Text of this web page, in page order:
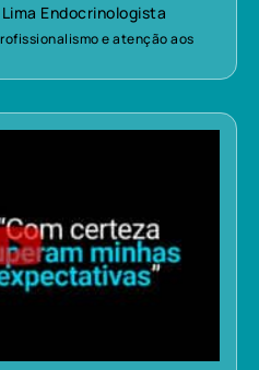
Endocrinologista
e atenção aos